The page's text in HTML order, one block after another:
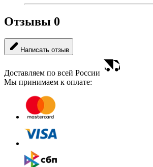
Отзывы 0
Написать отзыв
Доставляем по всей России
Мы принимаем к оплате: